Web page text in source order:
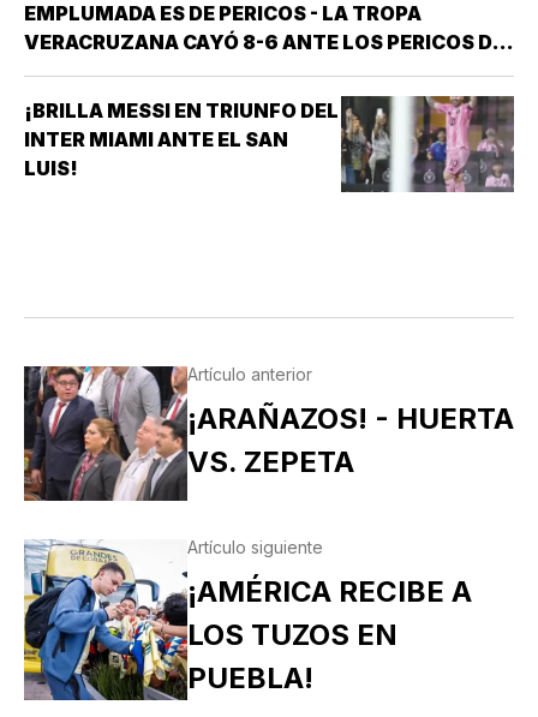
EMPLUMADA ES DE PERICOS - LA TROPA
VERACRUZANA CAYÓ 8-6 ANTE LOS PERICOS DE
PUEBLA EN EL SEGUNDO JUEGO DE LA ÚLTIMA
SERIE DE LA TEMPORADA REGULAR EN EL
ESTADIO HERMANOS SERDÁN, CON LO QUE LOS
POBLANOS…
¡BRILLA MESSI EN TRIUNFO DEL
INTER MIAMI ANTE EL SAN
LUIS!
Artículo anterior
¡ARAÑAZOS! - HUERTA
VS. ZEPETA
Artículo siguiente
¡AMÉRICA RECIBE A
LOS TUZOS EN
PUEBLA!